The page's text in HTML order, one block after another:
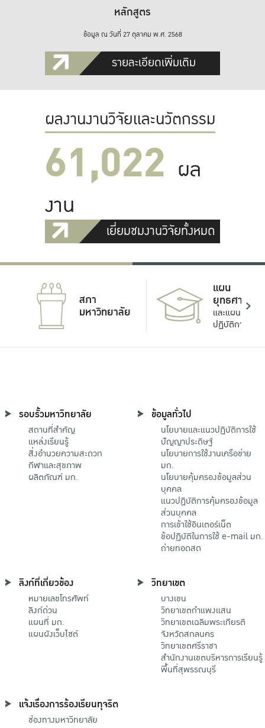
หลักสูตร
ข้อมูล ณ วันที่ 27 ตุลาคม พ.ศ. 2568
รายละเอียดเพิ่มเติม
ผลงานงานวิจัยและนวัตกรรม
61,022 ผล
งาน
เยี่ยมชมงานวิจัยทั้งหมด
สภา
มหาวิทยาลัย
แผน
ยุทธศาสตร์
และแผน
ปฏิบัติการ
รอบรั้วมหาวิทยาลัย
สถานที่สำคัญ
แหล่งเรียนรู้
สิ่งอำนวยความสะดวก
กีฬาและสุขภาพ
ผลิตภัณฑ์ มก.
ข้อมูลทั่วไป
นโยบายและแนวปฏิบัติการใช้
ปัญญาประดิษฐ์
นโยบายการใช้งานเครือข่าย
มก.
นโยบายคุ้มครองข้อมูลส่วน
บุคคล
แนวปฏิบัติการคุ้มครองข้อมูล
ส่วนบุคคล
การเข้าใช้อินเตอร์เน็ต
ข้อปฏิบัติในการใช้ e-mail มก.
ถ่ายทอดสด
ลิงก์ที่เกี่ยวข้อง
หมายเลขโทรศัพท์
ลิงก์ด่วน
แผนที่ มก.
แผนผังเว็บไซต์
วิทยาเขต
บางเขน
วิทยาเขตกําแพงแสน
วิทยาเขตเฉลิมพระเกียรติ
จังหวัดสกลนคร
วิทยาเขตศรีราชา
สำนักงานเขตบริหารการเรียนรู้
พื้นที่สุพรรณบุรี
แจ้งเรื่องการร้องเรียนทุจริต
ช่องทางมหาวิทยาลัย